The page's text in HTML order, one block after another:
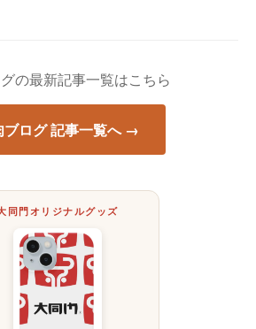
の最新記事一覧はこちら
ブログ 記事一覧へ →
同門オリジナルグッズ